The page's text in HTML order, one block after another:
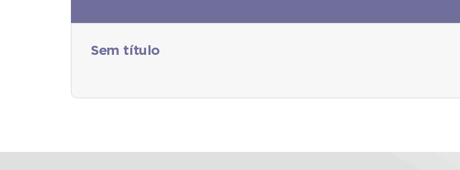
Sem título